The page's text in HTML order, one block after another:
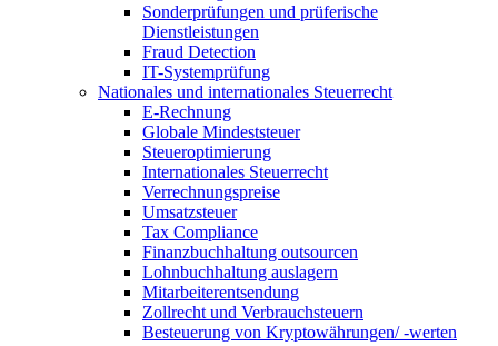
Sonderprüfungen und prüferische
Dienstleistungen
Fraud Detection
IT-Systemprüfung
Nationales und internationales Steuerrecht
E-Rechnung
Globale Mindeststeuer
Steueroptimierung
Internationales Steuerrecht
Verrechnungspreise
Umsatzsteuer
Tax Compliance
Finanzbuchhaltung outsourcen
Lohnbuchhaltung auslagern
Mitarbeiterentsendung
Zollrecht und Verbrauchsteuern
Besteuerung von Kryptowährungen/ -werten